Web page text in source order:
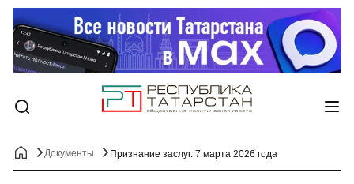
Документы Признание заслуг. 7 марта 2026 года